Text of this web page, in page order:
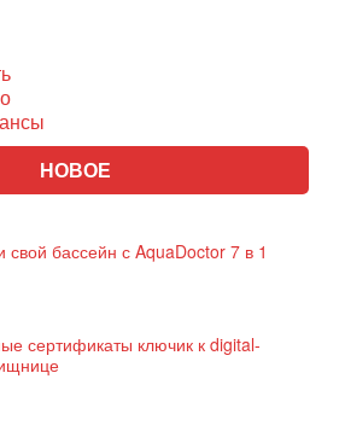
НОВОЕ
свой бассейн с AquaDoctor 7 в 1
сертификаты ключик к digital-